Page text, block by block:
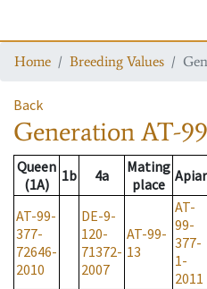
Home Breeding Values
Back
GenerationAT-
Queen
(1A)
1b 4a
Mating
place
AT-99-
377-
72646-
2010
DE-9-
120-
71372-
2007
AT-99-
13
AT-
99-
377-
1-
2011